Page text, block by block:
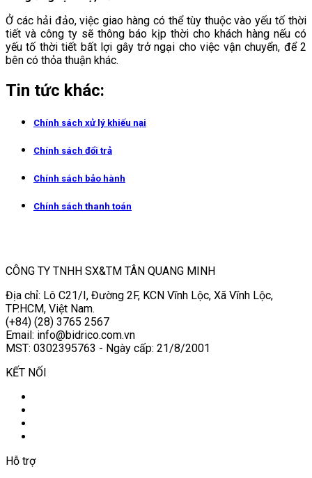
Ở các hải đảo, việc giao hàng có thể tùy thuộc vào yếu tố thời
tiết và công ty sẽ thông báo kịp thời cho khách hàng nếu có
yếu tố thời tiết bất lợi gây trở ngại cho việc vận chuyển, để 2
bên có thỏa thuận khác.
Tin tức khác:
Chính sách xử lý khiếu nại
Chính sách đổi trả
Chính sách bảo hành
Chính sách thanh toán
CÔNG TY TNHH SX&TM TÂN QUANG MINH
Địa chỉ: Lô C21/I, Đường 2F, KCN Vĩnh Lộc, Xã Vĩnh Lộc,
TP.HCM, Việt Nam.
(+84) (28) 3765 2567
Email: info@bidrico.com.vn
MST: 0302395763 - Ngày cấp: 21/8/2001
KẾT NỐI
Hỗ trợ